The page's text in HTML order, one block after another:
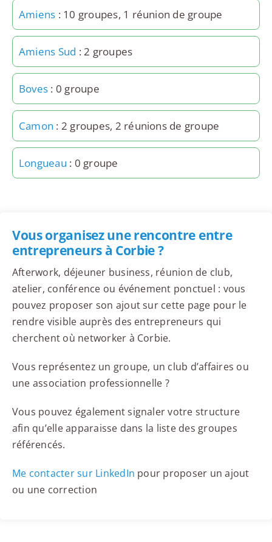
Amiens : 10 groupes, 1 réunion de groupe
Amiens Sud : 2 groupes
Boves : 0 groupe
Camon : 2 groupes, 2 réunions de groupe
Longueau : 0 groupe
Vous organisez une rencontre entre
entrepreneurs à Corbie ?
Afterwork, déjeuner business, réunion de club,
atelier, conférence ou événement ponctuel : vous
pouvez proposer son ajout sur cette page pour le
rendre visible auprès des entrepreneurs qui
cherchent où networker à Corbie.
Vous représentez un groupe, un club d’affaires ou
une association professionnelle ?
Vous pouvez également signaler votre structure
afin qu’elle apparaisse dans la liste des groupes
référencés.
Me contacter sur LinkedIn pour proposer un ajout
ou une correction